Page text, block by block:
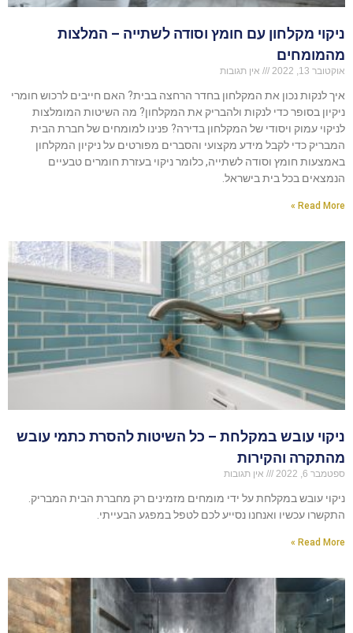
ניקוי מקלחון עם חומץ וסודה לשתייה – המלצות
מהמומחים
אוקטובר 13, 2022 אין תגובות
איך לנקות נכון את המקלחון בחדר הרחצה בבית? האם חייבים לרכוש חומרי
ניקיון בסופר כדי לנקות ולהבריק את המקלחון? מה השיטות המומלצות
לניקוי עמוק ויסודי של המקלחון בדירה? פנינו למומחים של חברת הבית
המבריק כדי לקבל מידע מקצועי והסברים מפורטים על ניקיון המקלחון
באמצעות חומץ וסודה לשתייה, כלומר ניקוי בעזרת חומרים טבעיים
הנמצאים בכל בית בישראל.
Read More »
ניקוי עובש במקלחת – כל השיטות להסרת כתמי עובש
מהתקרה והקירות
ספטמבר 6, 2022 אין תגובות
ניקוי עובש במקלחת על ידי מומחים מזמינים רק מחברת הבית המבריק.
התקשרו עכשיו ואנחנו נסייע לכם לטפל במפגע הבעייתי.
Read More »